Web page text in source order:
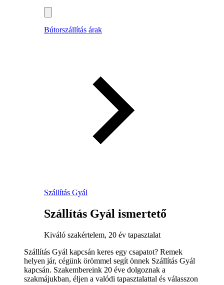
Bútorszállítás árak
Szállítás Gyál
Szállítás Gyál ismertető
Kiváló szakértelem, 20 év tapasztalat
Szállítás Gyál kapcsán keres egy csapatot? Remek
helyen jár, cégünk örömmel segít önnek Szállítás Gyál
kapcsán. Szakembereink 20 éve dolgoznak a
szakmájukban, éljen a valódi tapasztalattal és válasszon